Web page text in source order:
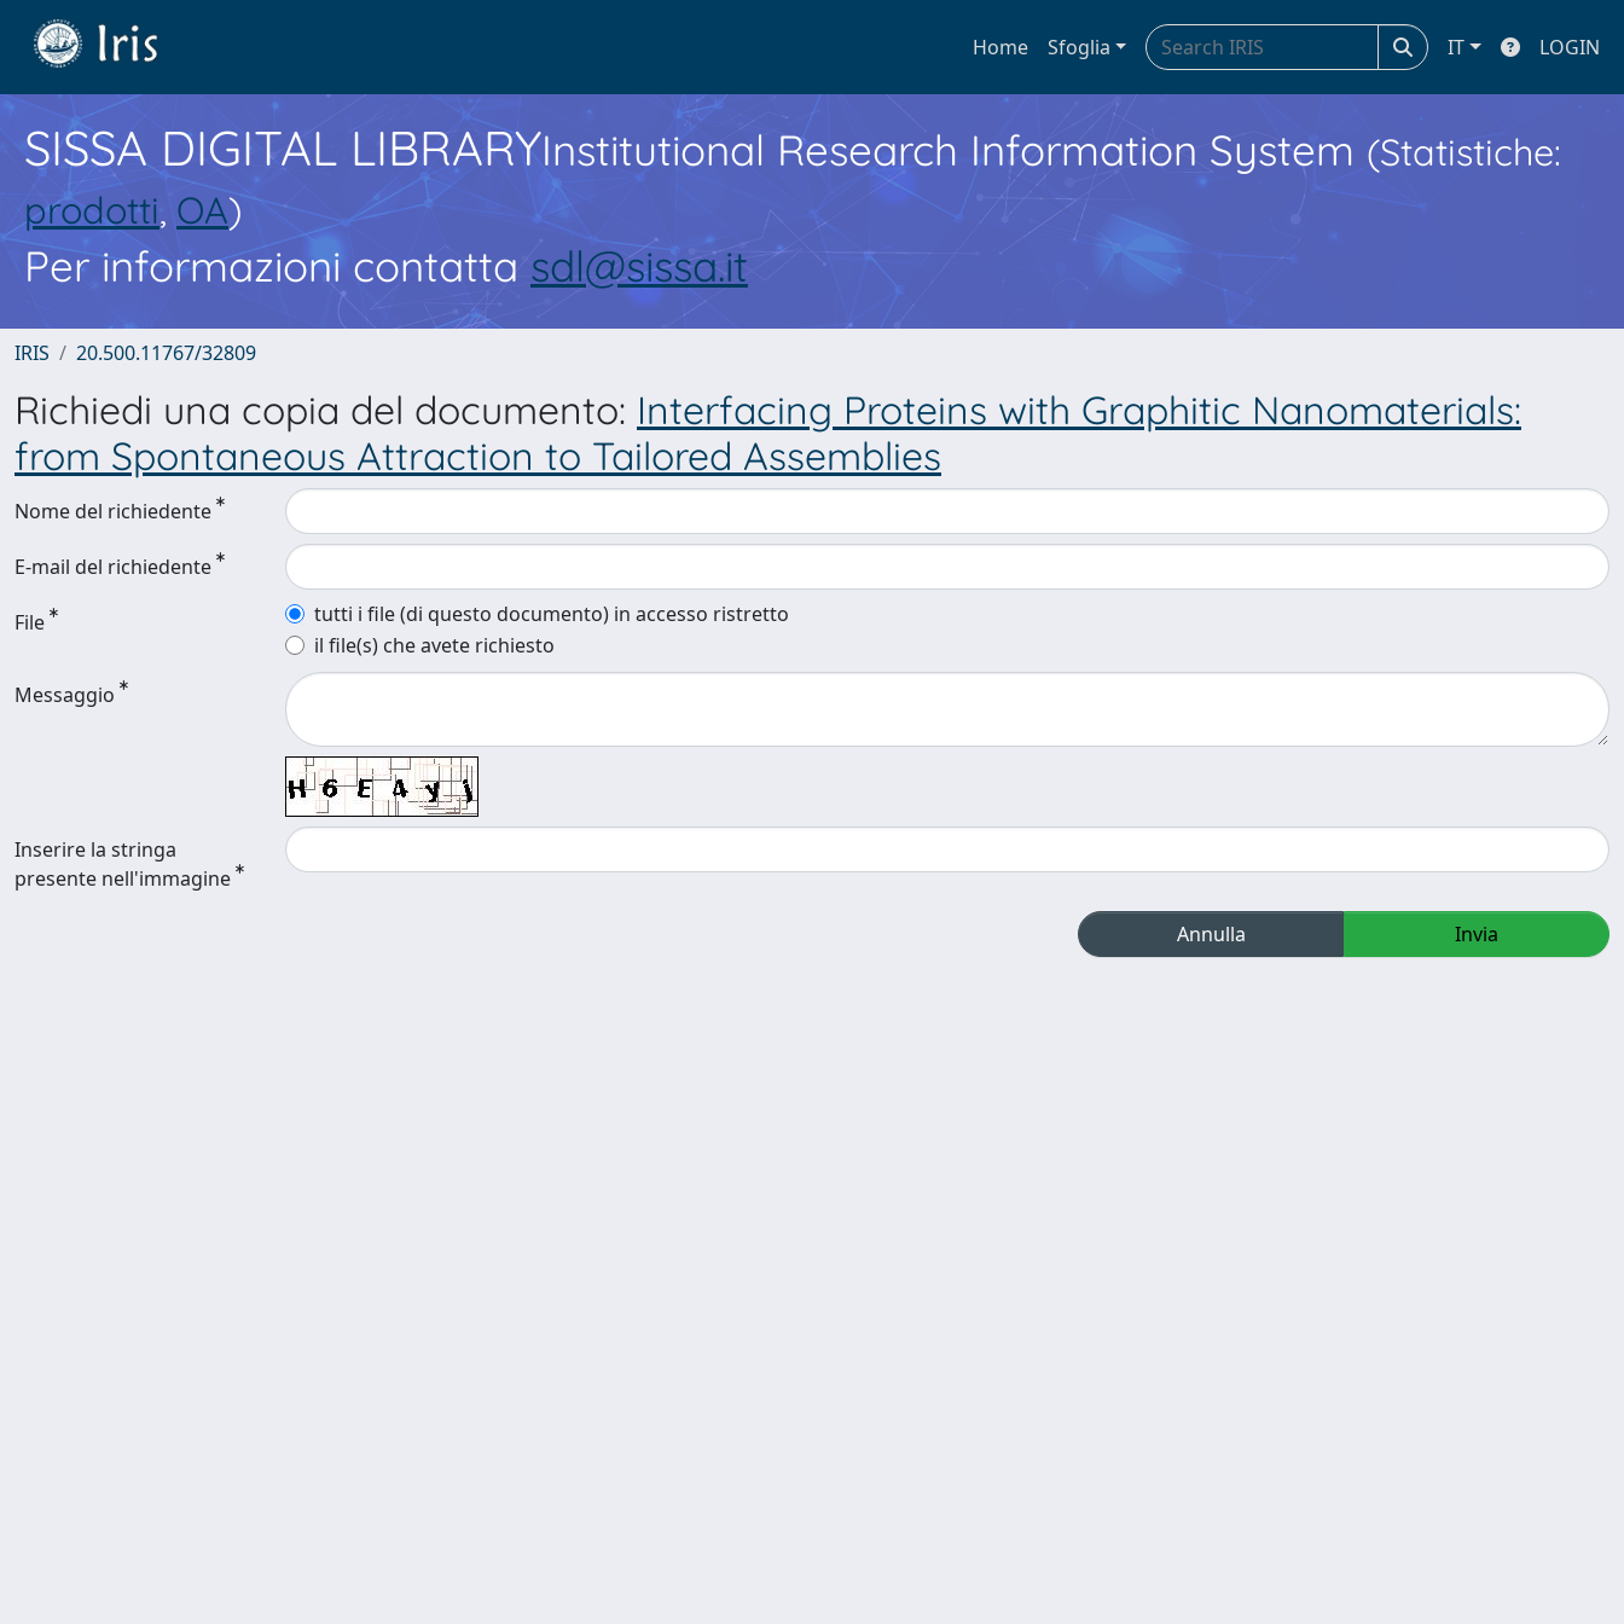
Home Sfoglia IT LOGIN
SISSA DIGITAL LIBRARYInstitutional Research Information System (Statistiche:
prodotti, OA)
Per informazioni contatta sdl@sissa.it
IRIS 20.500.11767/32809
Richiedi una copia del documento: Interfacing Proteins with Graphitic Nanomaterials:
from Spontaneous Attraction to Tailored Assemblies
Nome del richiedente
E-mail del richiedente
File
tutti i file (di questo documento) in accesso ristretto
il file(s) che avete richiesto
Messaggio
Inserire la stringa
presente nell'immagine
Annulla Invia